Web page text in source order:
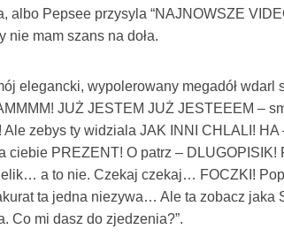
albo Pepsee przysyla “NAJNOWSZE
nie mam szans na doła.
elegancki, wypolerowany megadół wdarl
JUŻ JESTEM JUŻ JESTEEEM –
zebys ty widziala JAK INNI CHLALI! HA
ciebie PREZENT! O patrz – DLUGOPISIK!
a to nie. Czekaj czekaj… FOCZKI!
ta jedna niezywa… Ale ta zobacz jaka
Co mi dasz do zjedzenia?”.